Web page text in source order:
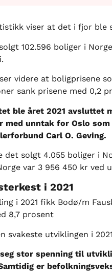
viser at det i fjor ble
102.596 boliger i
videre at boligprisene
sank prisene med 0,2
ble året 2021 avsluttet
med unntak for Oslo
Carl O. Geving.
det solgt 4.055 boliger i
var 3 956 450 kr ved
i 2021
i 2021 fikk Bodø/m
8,7 prosent
svakeste utviklingen i
stor spenning til
er